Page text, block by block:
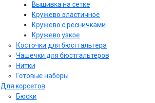
Вышивка на сетке
Кружево эластичное
Кружево с ресничками
Кружево узкое
Косточки для бюстгальтера
Чашечки для бюстгальтеров
Нитки
Готовые наборы
Для корсетов
Бюски